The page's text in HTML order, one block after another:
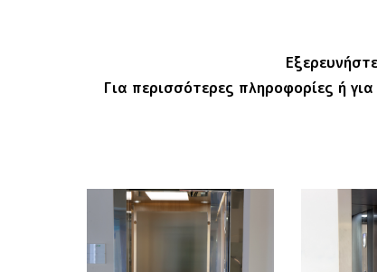
Για περισσότερες πληροφορίες ή